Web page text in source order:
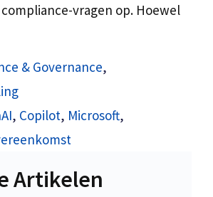
vragen op. Hoewel
& Governance,
, Copilot, Microsoft,
Artikelen